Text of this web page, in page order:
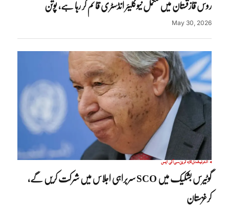
روس قازقستان میں مکمل نیوکلیئر انڈسٹری قائم کر رہا ہے، پوتن
May 30, 2026
انٹرنیشنلتازہ ترینسی آئی ایس
گوٹیرس بشکیک میں SCO سربراہی اجلاس میں شرکت کریں گے،
کرغزستان